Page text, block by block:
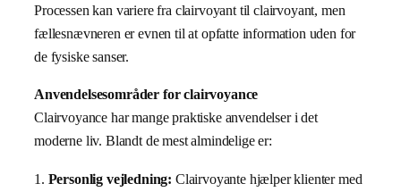
Processen kan variere fra clairvoyant til clairvoyant, men
fællesnævneren er evnen til at opfatte information uden for
de fysiske sanser.
Anvendelsesområder for clairvoyance
Clairvoyance har mange praktiske anvendelser i det
moderne liv. Blandt de mest almindelige er:
1. Personlig vejledning: Clairvoyante hjælper klienter med